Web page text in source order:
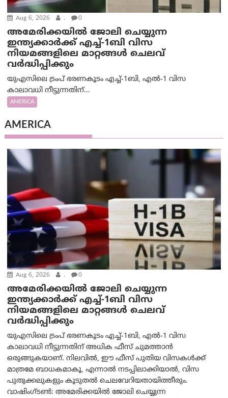
Aug 6, 2026 . 0
അമേരിക്കയില്‍ ജോലി ചെയ്യുന്ന
ഇന്ത്യക്കാർക്ക് എച്ച്-1ബി വിസ
നിയമങ്ങളിലെ മാറ്റങ്ങൾ ചെലവ്
വർദ്ധിപ്പിക്കും
യുഎസിലെ ട്രംപ് ഭരണകൂടം എച്ച്-1ബി, എൽ-1 വിസ
കാലാവധി നീട്ടുന്നതിന്...
AMERICA
AMERICA
Aug 6, 2026 . 0
അമേരിക്കയില്‍ ജോലി ചെയ്യുന്ന
ഇന്ത്യക്കാർക്ക് എച്ച്-1ബി വിസ
നിയമങ്ങളിലെ മാറ്റങ്ങൾ ചെലവ്
വർദ്ധിപ്പിക്കും
യുഎസിലെ ട്രംപ് ഭരണകൂടം എച്ച്-1ബി, എൽ-1 വിസ
കാലാവധി നീട്ടുന്നതിന് അധിക ഫീസ് ചുമത്താൻ
ഒരുങ്ങുകയാണ്. നിലവിൽ, ഈ ഫീസ് പുതിയ വിസകൾക്ക്
മാത്രമേ ബാധകമാകൂ, എന്നാൽ നടപ്പിലാക്കിയാൽ, വിസ
പുതുക്കലുകളും കൂടുതൽ ചെലവേറിയതായിത്തീരും.
വാഷിംഗ്ടണ്‍: അമേരിക്കയില്‍ ജോലി ചെയ്യുന്ന